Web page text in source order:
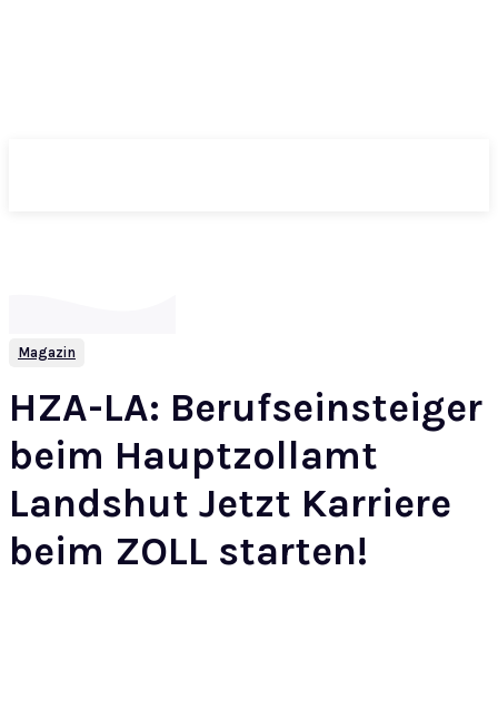
Magazin
HZA-LA: Berufseinsteiger
beim Hauptzollamt
Landshut Jetzt Karriere
beim ZOLL starten!